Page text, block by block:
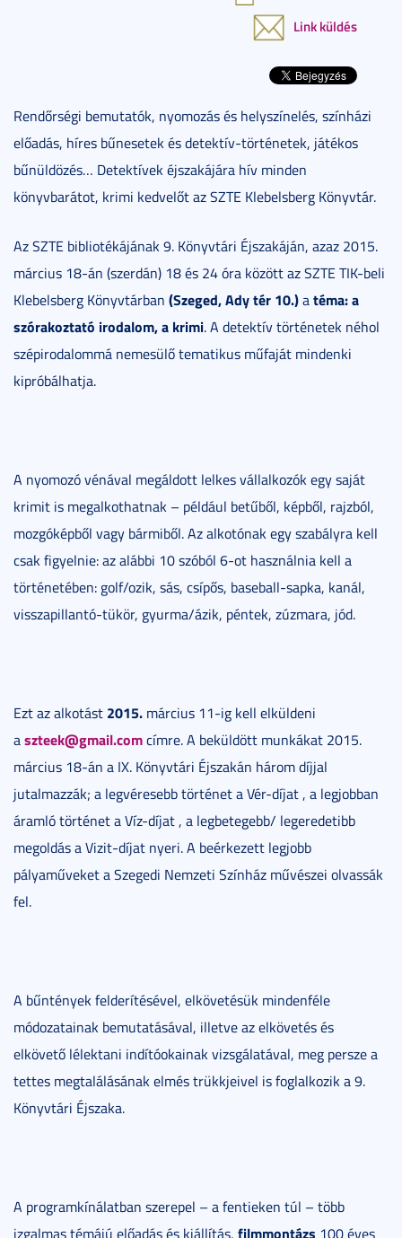
Link küldés
Rendőrségi bemutatók, nyomozás és helyszínelés, színházi
előadás, híres bűnesetek és detektív-történetek, játékos
bűnüldözés… Detektívek éjszakájára hív minden
könyvbarátot, krimi kedvelőt az SZTE Klebelsberg Könyvtár.
Az SZTE bibliotékájának 9. Könyvtári Éjszakáján, azaz 2015.
március 18-án (szerdán) 18 és 24 óra között az SZTE TIK-beli
Klebelsberg Könyvtárban (Szeged, Ady tér 10.)atéma: a
szórakoztató irodalom, a krimi. A detektív történetek néhol
szépirodalommá nemesülő tematikus műfaját mindenki
kipróbálhatja.
A nyomozó vénával megáldott lelkes vállalkozók egy saját
krimit is megalkothatnak – például betűből, képből, rajzból,
mozgóképből vagy bármiből. Az alkotónak egy szabályra kell
csak figyelnie: az alábbi 10 szóból 6-ot használnia kell a
történetében: golf/ozik, sás, csípős, baseball-sapka, kanál,
visszapillantó-tükör, gyurma/ázik, péntek, zúzmara, jód.
Ezt az alkotást 2015. március 11-ig kell elküldeni
aszteek@gmail.comcímre. A beküldött munkákat 2015.
március 18-án a IX. Könyvtári Éjszakán három díjjal
jutalmazzák; a legvéresebb történet a Vér-díjat , a legjobban
áramló történet a Víz-díjat , a legbetegebb/ legeredetibb
megoldás a Vizit-díjat nyeri. A beérkezett legjobb
pályaműveket a Szegedi Nemzeti Színház művészei olvassák
fel.
A bűntények felderítésével, elkövetésük mindenféle
módozatainak bemutatásával, illetve az elkövetés és
elkövető lélektani indítóokainak vizsgálatával, meg persze a
tettes megtalálásának elmés trükkjeivel is foglalkozik a 9.
Könyvtári Éjszaka.
A programkínálatban szerepel – a fentieken túl – több
izgalmas témájú előadás és kiállítás, filmmontázs 100 éves